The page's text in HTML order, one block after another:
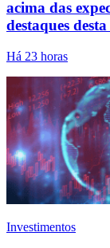
acima das
destaques
Há 23 horas
Investimentos